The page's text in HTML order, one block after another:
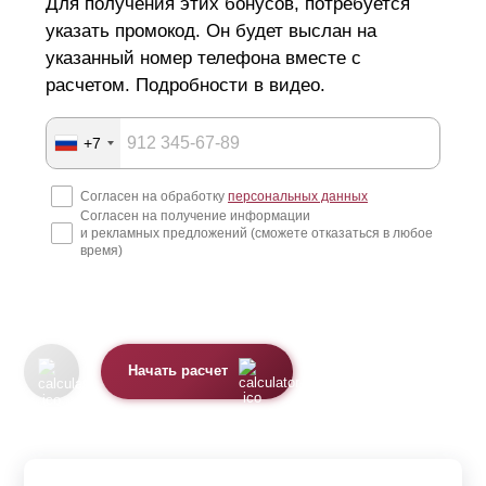
указать промокод. Он будет выслан на
указанный номер телефона вместе с
расчетом. Подробности в видео.
+7
Согласен на обработку персональных данных
Согласен на получение информации
и рекламных предложений (сможете отказаться в любое
время)
Начать расчет